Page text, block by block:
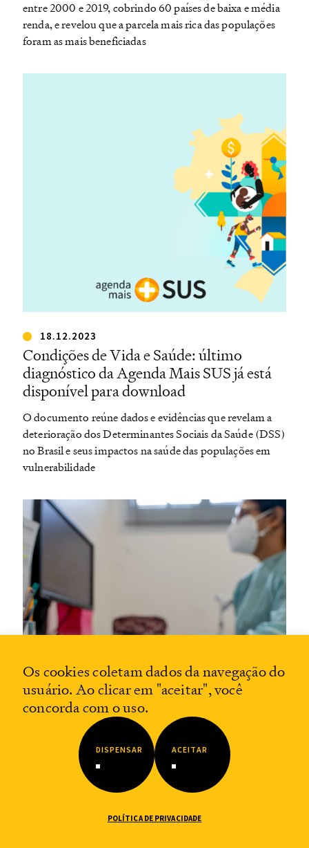
entre 2000 e 2019, cobrindo 60 países de baixa e média
renda, e revelou que a parcela mais rica das populações
foram as mais beneficiadas
18.12.2023
Condições de Vida e Saúde: último
diagnóstico da Agenda Mais SUS já está
disponível para download
O documento reúne dados e evidências que revelam a
deterioração dos Determinantes Sociais da Saúde (DSS)
no Brasil e seus impactos na saúde das populações em
vulnerabilidade
14.12.2023
Pará tem a menor oferta de médicos e
enfermeiros do país, revela novo Boletim
Os cookies coletam dados da navegação do
usuário. Ao clicar em "aceitar", você
concorda com o uso.
POLÍTICA DE PRIVACIDADE
DISPENSAR ACEITAR